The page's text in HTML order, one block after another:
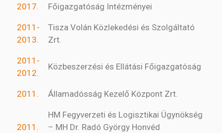
2017.
Főigazgatóság Intézményei
2011-
2013.
Tisza Volán Közlekedési és Szolgáltató
Zrt.
2011-
2012.
Közbeszerzési és Ellátási Főigazgatóság
2011. Államadósság Kezelő Központ Zrt.
2011.
HM Fegyverzeti és Logisztikai Ügynökség
– MH Dr. Radó György Honvéd